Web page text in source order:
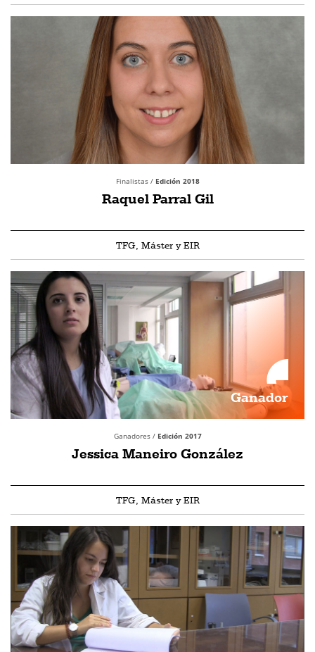
Finalistas / Edición 2018
Raquel Parral Gil
TFG, Máster y EIR
Ganador
Ganadores / Edición 2017
Jessica Maneiro González
TFG, Máster y EIR